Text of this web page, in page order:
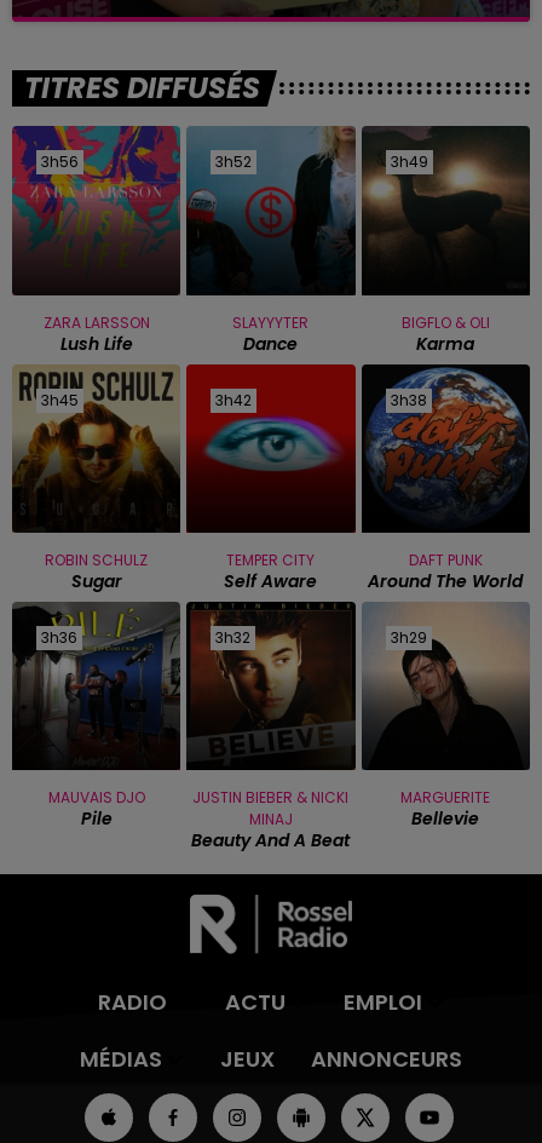
TITRES DIFFUSÉS
3h56
3h56
ZARA LARSSON
Lush Life
3h52
3h52
SLAYYYTER
Dance
3h49
3h49
BIGFLO & OLI
Karma
3h45
3h45
ROBIN SCHULZ
Sugar
3h42
3h42
TEMPER CITY
Self Aware
3h38
3h38
DAFT PUNK
Around The World
3h36
3h36
MAUVAIS DJO
Pile
3h32
3h32
JUSTIN BIEBER & NICKI
MINAJ
Beauty And A Beat
3h29
3h29
MARGUERITE
Bellevie
RADIO ACTU
EMPLOI
MÉDIAS
JEUX ANNONCEURS